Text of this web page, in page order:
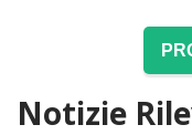
Notizie